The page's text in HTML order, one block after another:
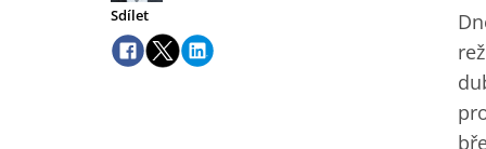
Sdílet